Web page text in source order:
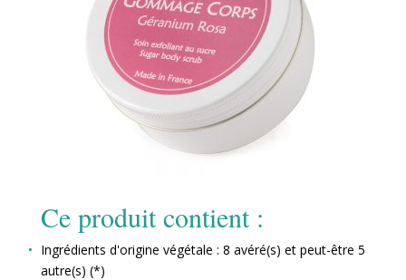
Ce produit contient :
Ingrédients d'origine végétale : 8 avéré(s) et peut-être 5
autre(s) (*)